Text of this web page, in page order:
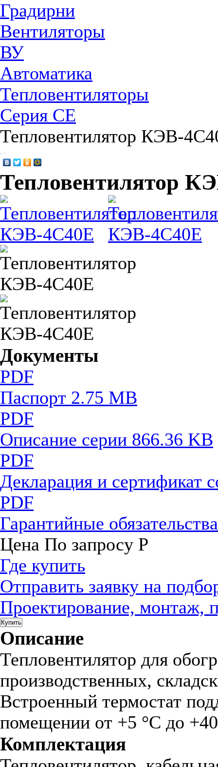
Градирни
Вентиляторы
ВУ
Автоматика
Тепловентиляторы
Серия CE
Тепловентилятор КЭВ-
Тепловентилятор
Документы
PDF
Паспорт 2.75 MB
PDF
Описание серии 866.36 KB
PDF
Декларация и сертификат
PDF
Гарантийные
Цена По запросу Р
Где купить
Отправить заявку на
Проектирование, монтаж,
Купить
Описание
Тепловентилятор для
производственных,
Встроенный термостат
помещении от +5 °С до
Комплектация